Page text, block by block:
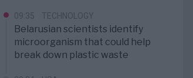
09:35 TECHNOLOGY
Belarusian scientists identify
microorganism that could help
break down plastic waste